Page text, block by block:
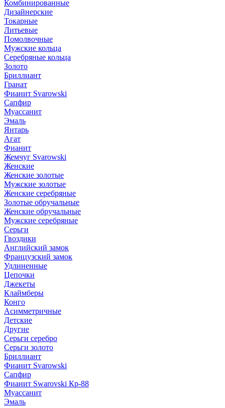
Комбинированные
Дизайнерские
Токарные
Литьевые
Помолвочные
Мужские кольца
Серебряные кольца
Золото
Бриллиант
Гранат
Фианит Svarowski
Сапфир
Муассанит
Эмаль
Янтарь
Агат
Фианит
Жемчуг Svarowski
Женские
Женские золотые
Мужские золотые
Женские серебряные
Золотые обручальные
Женские обручальные
Мужские серебряные
Серьги
Гвоздики
Английский замок
Французский замок
Удлиненные
Цепочки
Джекеты
Клаймберы
Конго
Асимметричные
Детские
Другие
Серьги серебро
Серьги золото
Бриллиант
Фианит Svarowski
Сапфир
Фианит Swarovski Кр-88
Муассанит
Эмаль